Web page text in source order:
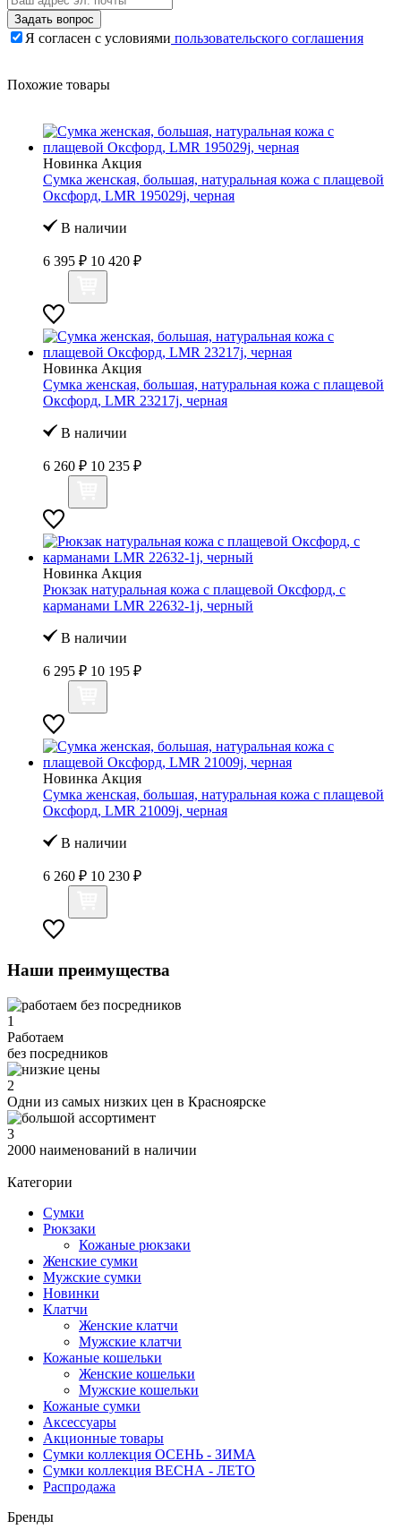
Задать вопрос
Я согласен с условиями пользовательского соглашения
Похожие товары
Новинка Акция
Сумка женская, большая, натуральная кожа с плащевой
Оксфорд, LMR 195029j, черная
В наличии
6 395 ₽ 10 420 ₽
Новинка Акция
Сумка женская, большая, натуральная кожа с плащевой
Оксфорд, LMR 23217j, черная
В наличии
6 260 ₽ 10 235 ₽
Новинка Акция
Рюкзак натуральная кожа с плащевой Оксфорд, с
карманами LMR 22632-1j, черный
В наличии
6 295 ₽ 10 195 ₽
Новинка Акция
Сумка женская, большая, натуральная кожа с плащевой
Оксфорд, LMR 21009j, черная
В наличии
6 260 ₽ 10 230 ₽
Наши преимущества
1
Работаем
без посредников
2
Одни из самых низких цен в Красноярске
3
2000 наименований в наличии
Категории
Сумки
Рюкзаки
Кожаные рюкзаки
Женские сумки
Мужские сумки
Новинки
Клатчи
Женские клатчи
Мужские клатчи
Кожаные кошельки
Женские кошельки
Мужские кошельки
Кожаные сумки
Аксессуары
Акционные товары
Сумки коллекция ОСЕНЬ - ЗИМА
Сумки коллекция ВЕСНА - ЛЕТО
Распродажа
Бренды